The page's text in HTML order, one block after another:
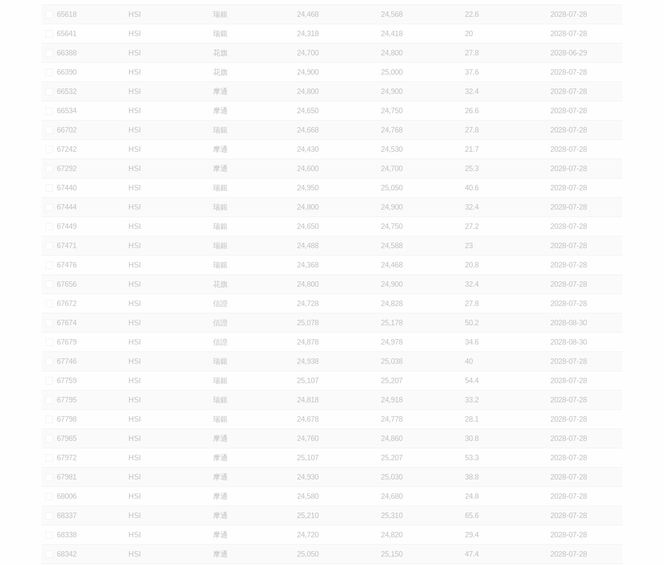
65618 HSI 瑞銀 24,468 24,568 22.6 2028-07-28
65641 HSI 瑞銀 24,318 24,418 20 2028-07-28
66388 HSI 花旗 24,700 24,800 27.8 2028-06-29
66390 HSI 花旗 24,900 25,000 37.6 2028-07-28
66532 HSI 摩通 24,800 24,900 32.4 2028-07-28
66534 HSI 摩通 24,650 24,750 26.6 2028-07-28
66702 HSI 瑞銀 24,668 24,768 27.8 2028-07-28
67242 HSI 摩通 24,430 24,530 21.7 2028-07-28
67292 HSI 摩通 24,600 24,700 25.3 2028-07-28
67440 HSI 瑞銀 24,950 25,050 40.6 2028-07-28
67444 HSI 瑞銀 24,800 24,900 32.4 2028-07-28
67449 HSI 瑞銀 24,650 24,750 27.2 2028-07-28
67471 HSI 瑞銀 24,488 24,588 23 2028-07-28
67476 HSI 瑞銀 24,368 24,468 20.8 2028-07-28
67656 HSI 花旗 24,800 24,900 32.4 2028-07-28
67672 HSI 信證 24,728 24,828 27.8 2028-07-28
67674 HSI 信證 25,078 25,178 50.2 2028-08-30
67679 HSI 信證 24,878 24,978 34.6 2028-08-30
67746 HSI 瑞銀 24,938 25,038 40 2028-07-28
67759 HSI 瑞銀 25,107 25,207 54.4 2028-07-28
67795 HSI 瑞銀 24,818 24,918 33.2 2028-07-28
67798 HSI 瑞銀 24,678 24,778 28.1 2028-07-28
67965 HSI 摩通 24,760 24,860 30.8 2028-07-28
67972 HSI 摩通 25,107 25,207 53.3 2028-07-28
67981 HSI 摩通 24,930 25,030 38.8 2028-07-28
68006 HSI 摩通 24,580 24,680 24.8 2028-07-28
68337 HSI 摩通 25,210 25,310 65.6 2028-07-28
68338 HSI 摩通 24,720 24,820 29.4 2028-07-28
68342 HSI 摩通 25,050 25,150 47.4 2028-07-28